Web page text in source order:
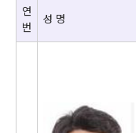
연
번
성 명